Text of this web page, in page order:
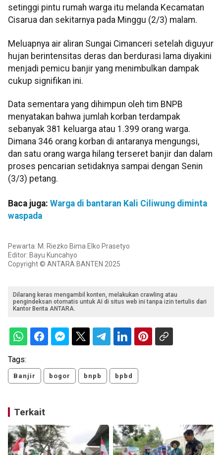
setinggi pintu rumah warga itu melanda Kecamatan
Cisarua dan sekitarnya pada Minggu (2/3) malam.
Meluapnya air aliran Sungai Cimanceri setelah diguyur
hujan berintensitas deras dan berdurasi lama diyakini
menjadi pemicu banjir yang menimbulkan dampak
cukup signifikan ini.
Data sementara yang dihimpun oleh tim BNPB
menyatakan bahwa jumlah korban terdampak
sebanyak 381 keluarga atau 1.399 orang warga.
Dimana 346 orang korban di antaranya mengungsi,
dan satu orang warga hilang terseret banjir dan dalam
proses pencarian setidaknya sampai dengan Senin
(3/3) petang.
Baca juga: Warga di bantaran Kali Ciliwung diminta
waspada
Pewarta: M. Riezko Bima Elko Prasetyo
Editor: Bayu Kuncahyo
Copyright © ANTARA BANTEN 2025
Dilarang keras mengambil konten, melakukan crawling atau
pengindeksan otomatis untuk AI di situs web ini tanpa izin tertulis dari
Kantor Berita ANTARA.
Tags:
Banjir bogor bnpb bpbd
Terkait